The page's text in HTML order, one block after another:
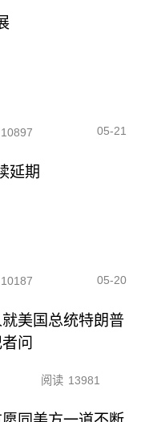
10897 05-21
延期
10187 05-20
美国总统特朗普
问
阅读 13981